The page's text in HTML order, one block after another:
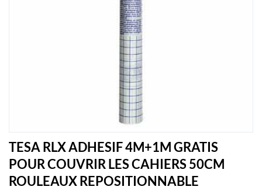
TESA RLX ADHESIF 4M+1M GRATIS
POUR COUVRIR LES CAHIERS 50CM
ROULEAUX REPOSITIONNABLE